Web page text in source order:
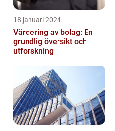
18 januari 2024
Värdering av bolag: En
grundlig översikt och
utforskning